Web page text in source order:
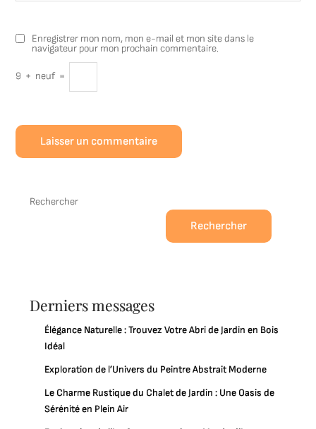
Enregistrer mon nom, mon e-mail et mon site dans le
navigateur pour mon prochain commentaire.
9 + neuf =
Rechercher
Rechercher
Derniers messages
Élégance Naturelle : Trouvez Votre Abri de Jardin en Bois
Idéal
Exploration de l’Univers du Peintre Abstrait Moderne
Le Charme Rustique du Chalet de Jardin : Une Oasis de
Sérénité en Plein Air